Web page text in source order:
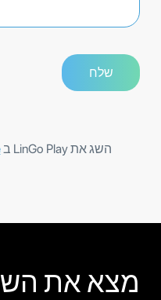
השג את LinGo Play ב
מצא את